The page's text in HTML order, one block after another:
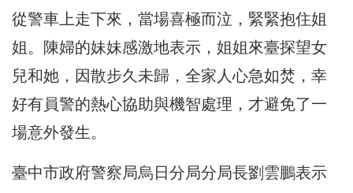
從警車上走下來， 當場喜極而泣，緊緊抱住姐
姐。陳婦的妹妹感激地表示， 姐姐來臺探望女
兒和她，因散步久未歸，全家人心急如焚， 幸
好有員警的熱心協助與機智處理，才避免了一
場意外發生。
臺中市政府警察局烏日分局分局長劉雲鵬表示